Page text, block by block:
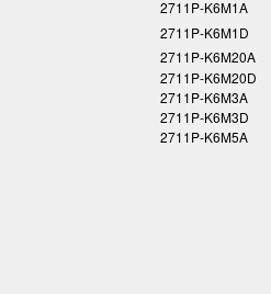
2711P-K6M1A
2711P-K6M1D
2711P-K6M20A
2711P-K6M20D
2711P-K6M3A
2711P-K6M3D
2711P-K6M5A